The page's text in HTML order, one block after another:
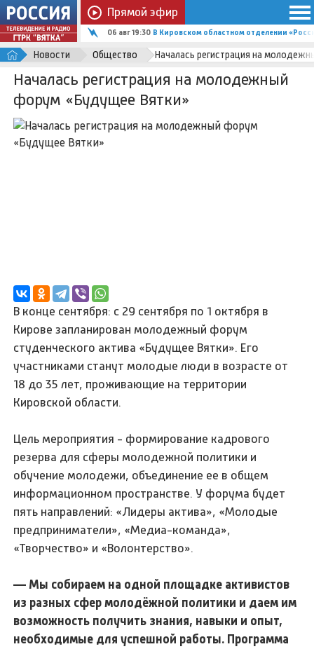
Прямой эфир
06 авг 19:30 В Кировском областном отделении
Новости Общество Началась регистрация на
Началась регистрация на молодежный
форум «Будущее Вятки»
В конце сентября: с 29 сентября по 1 октября в
Кирове запланирован молодежный форум
студенческого актива «Будущее Вятки». Его
участниками станут молодые люди в возрасте от
18 до 35 лет, проживающие на территории
Кировской области.
Цель мероприятия - формирование кадрового
резерва для сферы молодежной политики и
обучение молодежи, объединение ее в общем
информационном пространстве. У форума будет
пять направлений: «Лидеры актива», «Молодые
предприниматели», «Медиа-команда»,
«Творчество» и «Волонтерство».
— Мы собираем на одной площадке активистов
из разных сфер молодёжной политики и даем им
возможность получить знания, навыки и опыт,
необходимые для успешной работы. Программа